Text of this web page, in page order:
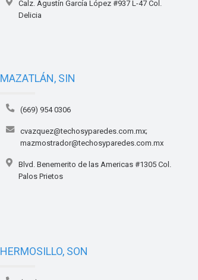
Calz. Agustín García López #937 L-47 Col.
Delicia
MAZATLÁN, SIN
(669) 954 0306
cvazquez@techosyparedes.com.mx;
mazmostrador@techosyparedes.com.mx
Blvd. Benemerito de las Americas #1305 Col.
Palos Prietos
HERMOSILLO, SON